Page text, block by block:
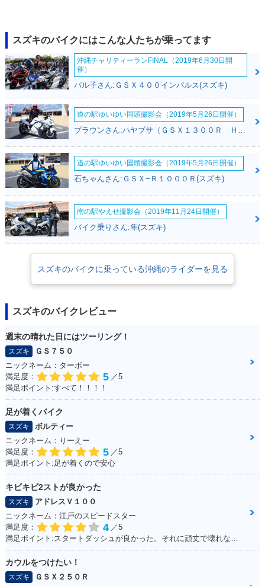
スズキのバイクにはこんな人たちが乗ってます
沖縄チャリティーランFINAL（2019年6月30日開
催）
パル子さん:ＧＳＸ４００インパルス(スズキ)
道の駅ゆいゆい国頭撮影会（2019年5月26日開催）
ブラウンさん:ハヤブサ（ＧＳＸ１３００Ｒ Ｈａｙａｂｕｓａ）(スズキ)
道の駅ゆいゆい国頭撮影会（2019年5月26日開催）
石ちゃんさん:ＧＳＸ−Ｒ１０００Ｒ(スズキ)
南の駅やえせ撮影会（2019年11月24日開催）
バイク乗りさん:隼(スズキ)
スズキのバイクに乗っている沖縄のライダーを見る
スズキのバイクレビュー
週末の晴れた日にはツーリング！
スズキ
ＧＳ７５０
ニックネーム：ターボー
満足度：
5 ／5
満足ポイント:すべて！！！！
足が着くバイク
スズキ
ボルティー
ニックネーム：りーえー
満足度：
5 ／5
満足ポイント:足が着くので安心
キビキビ2ストが良かった
スズキ
アドレスＶ１００
ニックネーム：江戸のスピードスター
満足度：
4 ／5
満足ポイント:スタートダッシュが良かった。それに頑丈で壊れない。燃費はそこそこ。あと、足元もフラットで、リアにはボックスを付ければ、相当量を運べます。シート下は、フルフェイスがしっかりと格納できました。あとはフロントの内側収納もたっぷりサイズで、500のペットボトルも入ります。企画でやった、V100 ツーリングは今でも思い出になってます。そんな便利な一台です。
カウルをつけたい！
スズキ
ＧＳＸ２５０Ｒ